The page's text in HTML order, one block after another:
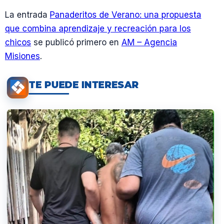
La entrada Panaderitos de Verano: una propuesta
que combina aprendizaje y recreación para los
chicos se publicó primero en AM – Agencia
Misiones.
TE PUEDE INTERESAR